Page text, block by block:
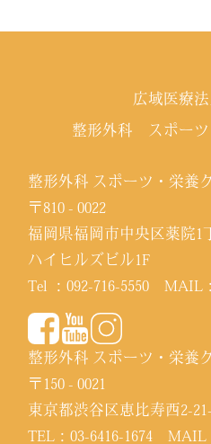
広域医療
整形外科 スポーツ
整形外科 スポーツ・栄養
〒810 - 0022
福岡県福岡市中央区薬院1
ハイヒルズビル1F
Tel ：092-716-5550 MAIL
整形外科 スポーツ・栄養
〒150 - 0021
東京都渋谷区恵比寿西2-
TEL：03-6416-1674 MAIL